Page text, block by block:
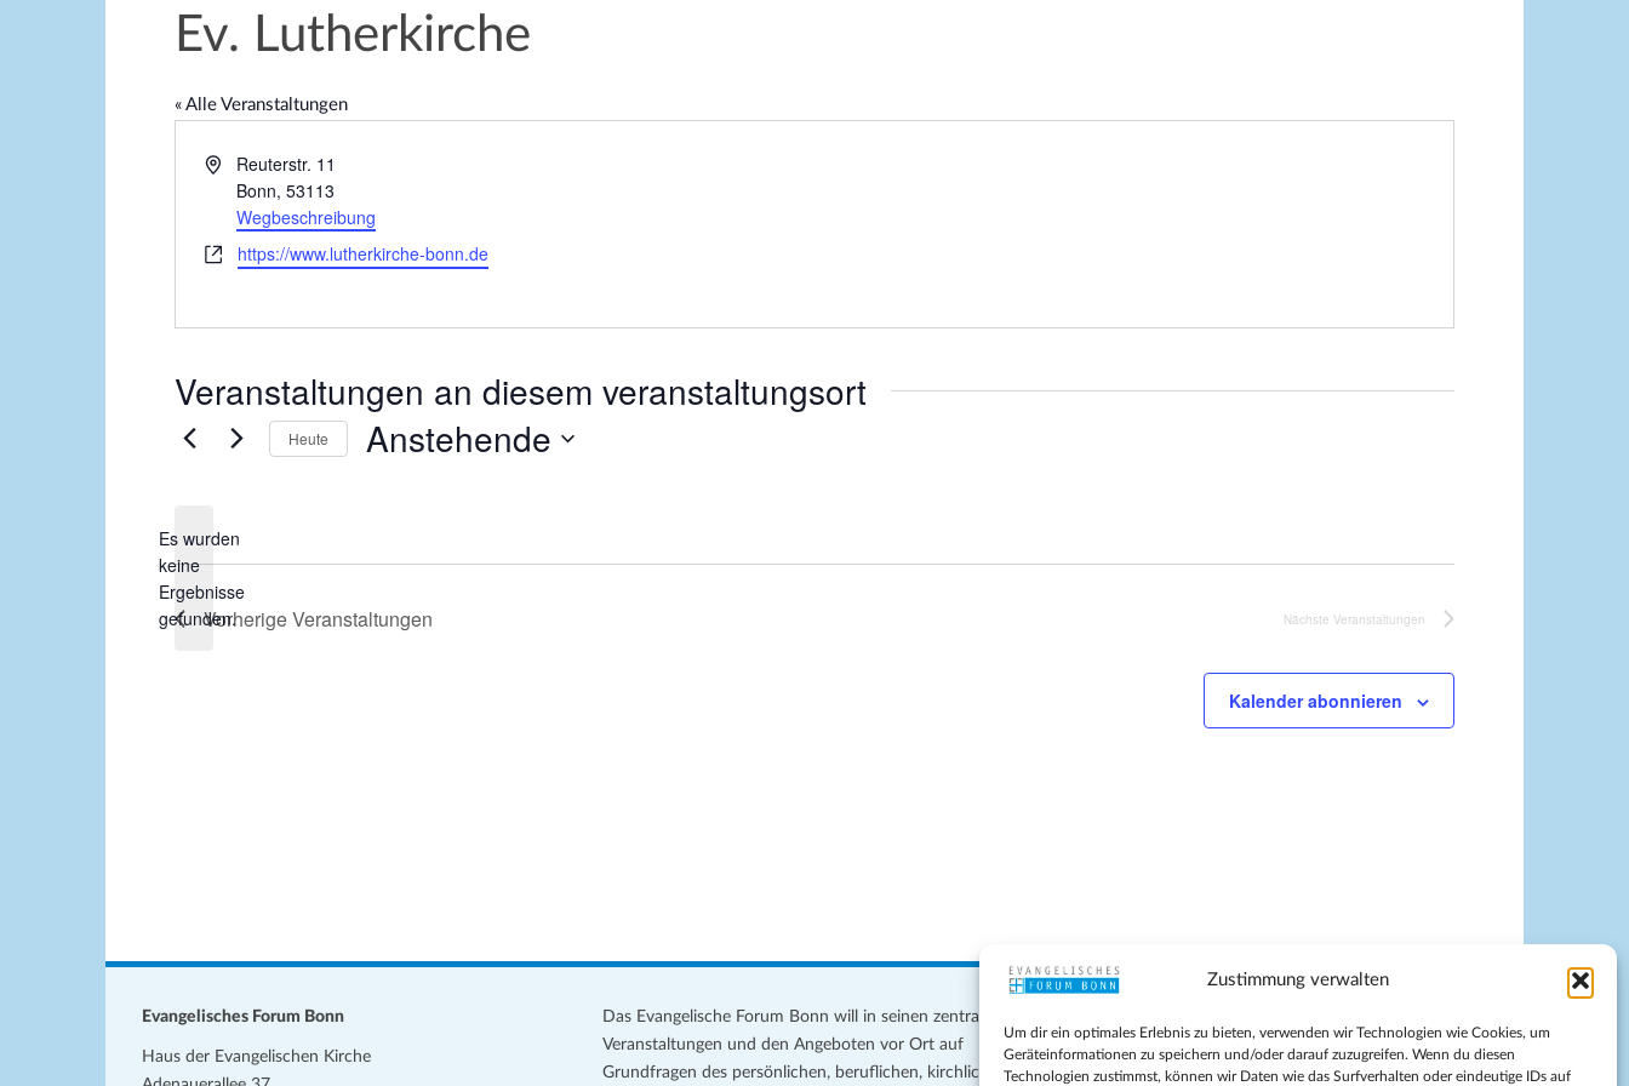
Zustimmung verwalten
Um dir ein optimales Erlebnis zu bieten, verwenden wir Technologien wie Cookies, um
Geräteinformationen zu speichern und/oder darauf zuzugreifen. Wenn du diesen
Technologien zustimmst, können wir Daten wie das Surfverhalten oder eindeutige IDs auf
Ev. Lutherkirche
« Alle Veranstaltungen
A
e
s
e
Reuterstr. 11
Bonn, 53113
Wegbeschreibung
W
s
i
t
https://www.lutherkirche-bonn.de
Veranstaltungen an diesem veranstaltungsort
H
i
Es wurden
keine
Ergebnisse
gefunden.
Heute Anstehende
u
w
VorherigeVeranstaltungen Nächste Veranstaltungen
Kalender abonnieren
Evangelisches Forum Bonn
Haus der Evangelischen Kirche
Das Evangelische Forum Bonn will in seinen zentralen
Veranstaltungen und den Angeboten vor Ort auf
Grundfragen des persönlichen, beruflichen, kirchlichen
Datenschutz
Teilnahmebedingungen